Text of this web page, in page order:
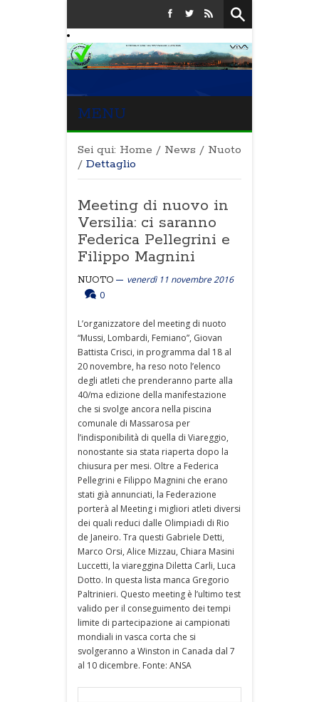
MENU
Sei qui: Home / News / Nuoto
/ Dettaglio
Meeting di nuovo in
Versilia: ci saranno
Federica Pellegrini e
Filippo Magnini
NUOTO
venerdì 11 novembre 2016
0
L’organizzatore del meeting di nuoto
“Mussi, Lombardi, Femiano”, Giovan
Battista Crisci, in programma dal 18 al
20 novembre, ha reso noto l’elenco
degli atleti che prenderanno parte alla
40/ma edizione della manifestazione
che si svolge ancora nella piscina
comunale di Massarosa per
l’indisponibilità di quella di Viareggio,
nonostante sia stata riaperta dopo la
chiusura per mesi. Oltre a Federica
Pellegrini e Filippo Magnini che erano
stati già annunciati, la Federazione
porterà al Meeting i migliori atleti diversi
dei quali reduci dalle Olimpiadi di Rio
de Janeiro. Tra questi Gabriele Detti,
Marco Orsi, Alice Mizzau, Chiara Masini
Luccetti, la viareggina Diletta Carli, Luca
Dotto. In questa lista manca Gregorio
Paltrinieri. Questo meeting è l’ultimo test
valido per il conseguimento dei tempi
limite di partecipazione ai campionati
mondiali in vasca corta che si
svolgeranno a Winston in Canada dal 7
al 10 dicembre. Fonte: ANSA